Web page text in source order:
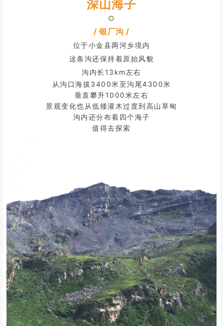
深山海子
○
/ 银厂沟 /
位于小金县两河乡境内
这条沟还保持着原始风貌
沟内长13km左右
从沟口海拔3400米至沟尾4300米
垂直攀升1000米左右
景观变化也从低矮灌木过度到高山草甸
沟内还分布着四个海子
值得去探索